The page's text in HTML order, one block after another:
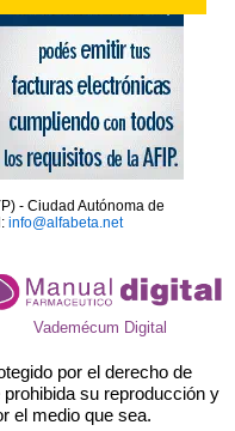
- Ciudad Autónoma de
info@alfabeta.net
Vademécum Digital
por el derecho de
su reproducción y
el medio que sea.